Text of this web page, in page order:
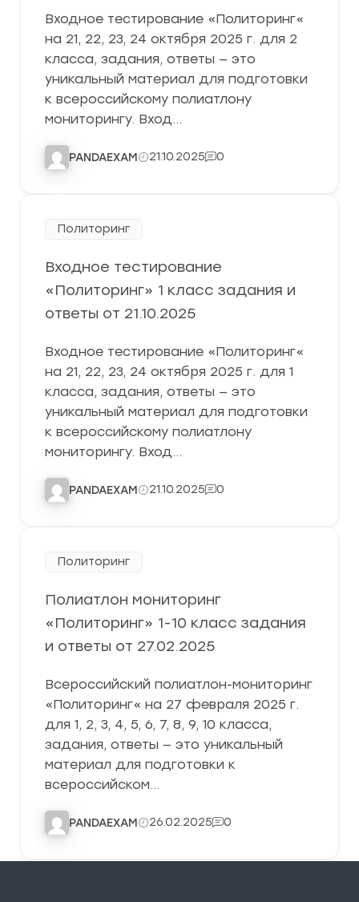
Входное тестирование «Политоринг«
на 21, 22, 23, 24 октября 2025 г. для 2
класса, задания, ответы — это
уникальный материал для подготовки
к всероссийскому полиатлону
мониторингу. Вход…
PANDAEXAM 21.10.2025 0
Политоринг
Входное тестирование
«Политоринг» 1 класс задания и
ответы от 21.10.2025
Входное тестирование «Политоринг«
на 21, 22, 23, 24 октября 2025 г. для 1
класса, задания, ответы — это
уникальный материал для подготовки
к всероссийскому полиатлону
мониторингу. Вход…
PANDAEXAM 21.10.2025 0
Политоринг
Полиатлон мониторинг
«Политоринг» 1-10 класс задания
и ответы от 27.02.2025
Всероссийский полиатлон-мониторинг
«Политоринг« на 27 февраля 2025 г.
для 1, 2, 3, 4, 5, 6, 7, 8, 9, 10 класса,
задания, ответы — это уникальный
материал для подготовки к
всероссийском…
PANDAEXAM 26.02.2025 0